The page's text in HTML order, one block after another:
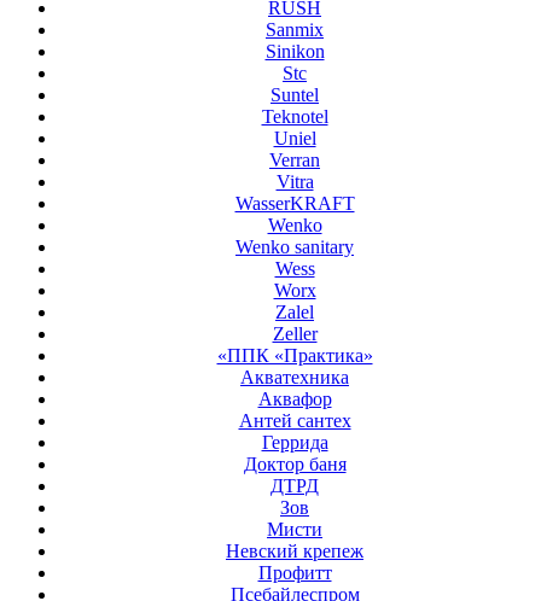
RUSH
Sanmix
Sinikon
Stc
Suntel
Teknotel
Uniel
Verran
Vitra
WasserKRAFT
Wenko
Wenko sanitary
Wess
Worx
Zalel
Zeller
«ППК «Практика»
Акватехника
Аквафор
Антей сантех
Геррида
Доктор баня
ДТРД
Зов
Мисти
Невский крепеж
Профитт
Псебайлеспром